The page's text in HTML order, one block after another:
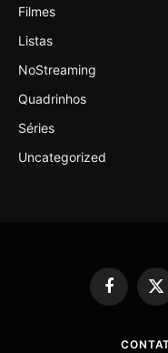
Filmes
Listas
NoStreaming
Quadrinhos
Séries
Uncategorized
Facebook
X